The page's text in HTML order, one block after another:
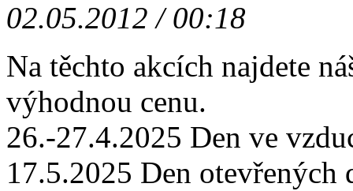
02.05.2012 / 00:18
Na těchto akcích najdete
výhodnou cenu.
26.-27.4.2025 Den ve
17.5.2025 Den